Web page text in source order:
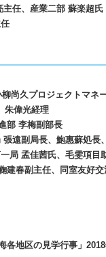
任、産業二部 蘇楽超氏
尚久プロジェクトマネ
偉光経理
部 李梅副部長
遠副局長、鮑惠蘇処長
局 孟佳茜氏、毛雯項目
春副主任、同室友好
地区の見学行事」